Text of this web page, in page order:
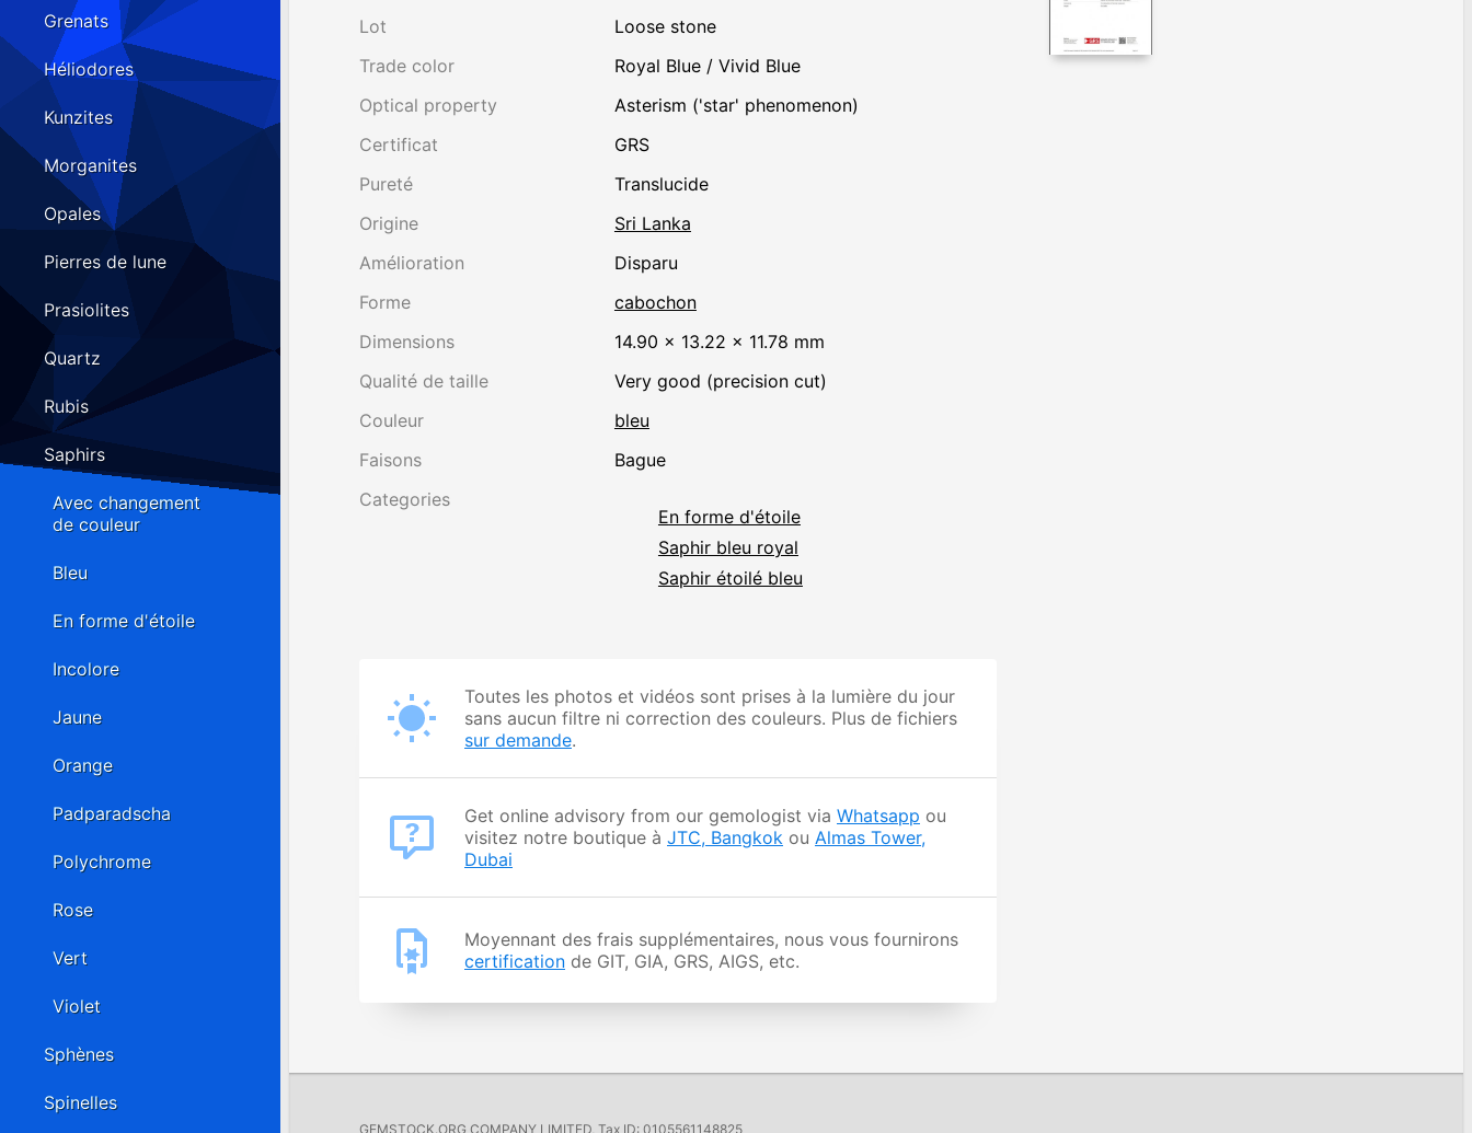
Lot
Loose stone
Trade color
Royal Blue / Vivid Blue
Optical property
Asterism ('star' phenomenon)
Certificat
GRS
Pureté
translucide
Origine
Sri Lanka
Amélioration
disparu
Forme
cabochon
Dimensions
14.90 × 13.22 × 11.78 mm
Qualité de taille
Very good (precision cut)
Couleur
bleu
Faisons
Bague
Categories
En forme d'étoile
Saphir bleu royal
Saphir étoilé bleu
Toutes les photos et vidéos sont prises à la lumière du jour
sans aucun filtre ni correction des couleurs. Plus de fichiers
sur demande.
Get online advisory from our gemologist via Whatsapp ou
visitez notre boutique à JTC, Bangkok ou Almas Tower,
Dubai
Moyennant des frais supplémentaires, nous vous fournirons
certification de GIT, GIA, GRS, AIGS, etc.
GEMSTOCK.ORG COMPANY LIMITED, Tax ID: 0105561148825
Grenats
Héliodores
Kunzites
Morganites
Opales
Pierres de lune
Prasiolites
Quartz
Rubis
Saphirs
Avec changement
de couleur
Bleu
En forme d'étoile
Incolore
Jaune
Orange
Padparadscha
Polychrome
Rose
Vert
Violet
Sphènes
Spinelles